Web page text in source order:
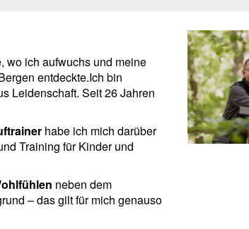
wo ich aufwuchs und meine
entdeckte.Ich bin
Leidenschaft. Seit 26 Jahren
habe ich mich darüber
Training für Kinder und
neben dem
– das gilt für mich genauso